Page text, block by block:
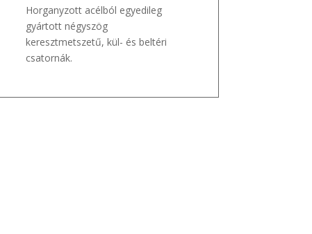
Horganyzott acélból egyedileg
gyártott négyszög
keresztmetszetű, kül- és beltéri
csatornák.